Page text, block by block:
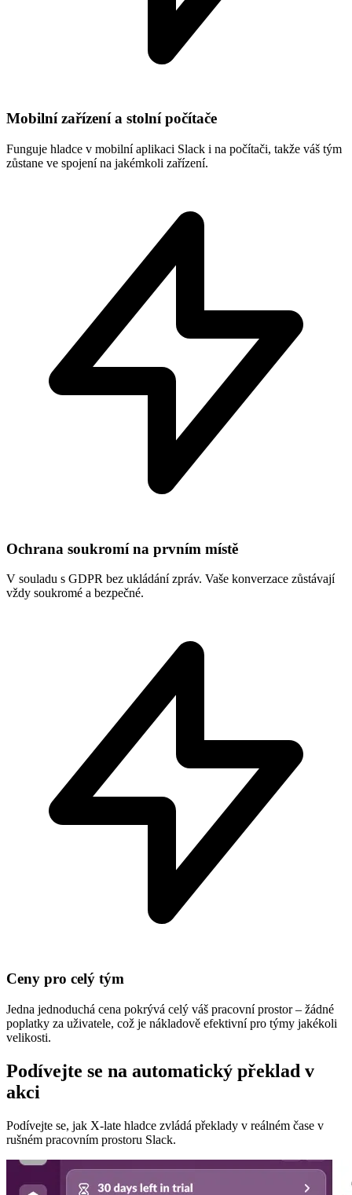
Mobilní zařízení a stolní počítače
Funguje hladce v mobilní aplikaci Slack i na počítači, takže váš tým
zůstane ve spojení na jakémkoli zařízení.
Ochrana soukromí na prvním místě
V souladu s GDPR bez ukládání zpráv. Vaše konverzace zůstávají
vždy soukromé a bezpečné.
Ceny pro celý tým
Jedna jednoduchá cena pokrývá celý váš pracovní prostor – žádné
poplatky za uživatele, což je nákladově efektivní pro týmy jakékoli
velikosti.
Podívejte se na automatický překlad v
akci
Podívejte se, jak X-late hladce zvládá překlady v reálném čase v
rušném pracovním prostoru Slack.